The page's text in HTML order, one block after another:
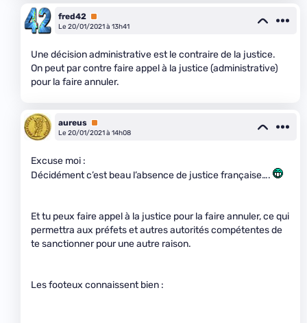
fred42 Premium
Le 20/01/2021 à 13h41
Une décision administrative est le contraire de la justice.
On peut par contre faire appel à la justice (administrative)
pour la faire annuler.
aureus Premium
Le 20/01/2021 à 14h08
Excuse moi :
Décidément c’est beau l’absence de justice française….
Et tu peux faire appel à la justice pour la faire annuler, ce qui
permettra aux préfets et autres autorités compétentes de
te sanctionner pour une autre raison.
Les footeux connaissent bien :